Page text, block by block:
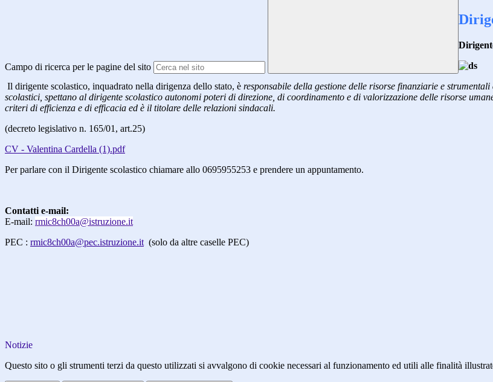
Campo di ricerca per le pagine del sito
Il dirigente scolastico, inquadrato nella dirigenza dello stato, è responsabile della gestione delle risorse finanziarie e
scolastici, spettano al dirigente scolastico autonomi poteri di direzione, di coordinamento e di valorizzazione delle risorse
criteri di efficienza e di efficacia ed è il titolare delle relazioni sindacali.
(decreto legislativo n. 165/01, art.25)
CV - Valentina Cardella (1).pdf
Per parlare con il Dirigente scolastico chiamare allo 0695955253 e prendere un appuntamento.
Contatti e-mail:
E-mail: rmic8ch00a@istruzione.it
PEC : rmic8ch00a@pec.istruzione.it (solo da altre caselle PEC)
Notizie
Questo sito o gli strumenti terzi da questo utilizzati si avvalgono di cookie necessari al funzionamento ed utili alle finalità